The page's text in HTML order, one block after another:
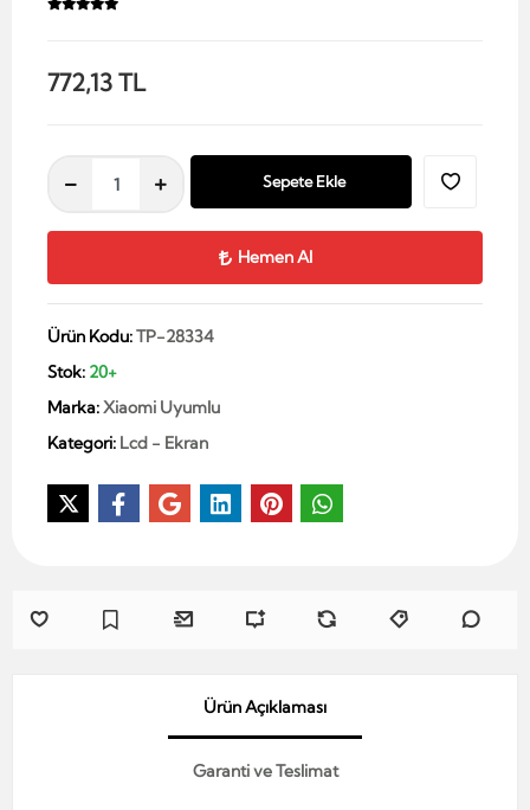
772,13 TL
Sepete Ekle
Hemen Al
Ürün Kodu:TP-28334
Stok: 20+
Marka:Xiaomi Uyumlu
Kategori: Lcd - Ekran
Ürün Açıklaması
Garanti ve Teslimat